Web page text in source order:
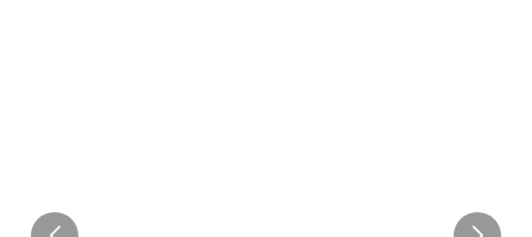
ПРОМЫШЛЕННОСТЬ